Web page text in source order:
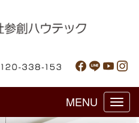
MENU